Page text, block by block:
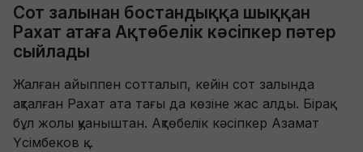
Сот залынан бостандыққа шыққан
Рахат атаға Ақтөбелік кәсіпкер пәтер
сыйлады
Жалған айыппен сотталып, кейін сот залында
ақталған Рахат ата тағы да көзіне жас алды. Бірақ
бұл жолы қуаныштан. Ақтөбелік кәсіпкер Азамат
Үсімбеков қ...